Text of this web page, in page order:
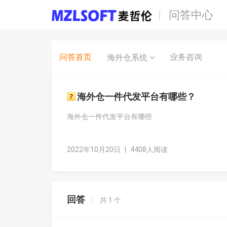
问答中心
问答首页 海外仓系统 业务咨询
海外仓一件代发平台有哪些？
海外仓一件代发平台有哪些
2022年10月20日 4408人阅读
回答 | 共 1 个